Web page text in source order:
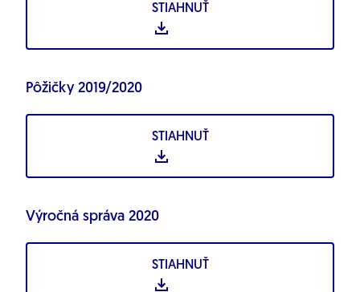
STIAHNUŤ
Pôžičky 2019/2020
STIAHNUŤ
Výročná správa 2020
STIAHNUŤ